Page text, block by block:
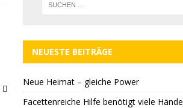
NEUESTE BEITRÄGE
Neue Heimat – gleiche Power
Facettenreiche Hilfe benötigt viele Hände